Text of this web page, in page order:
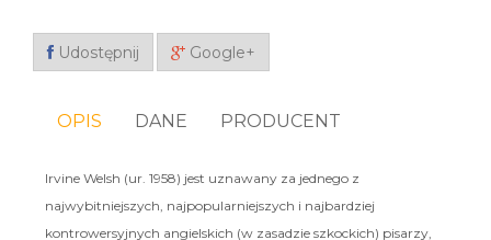
Udostępnij Google+
OPIS DANE PRODUCENT
Irvine Welsh (ur. 1958) jest uznawany za jednego z
najwybitniejszych, najpopularniejszych i najbardziej
kontrowersyjnych angielskich (w zasadzie szkockich) pisarzy,